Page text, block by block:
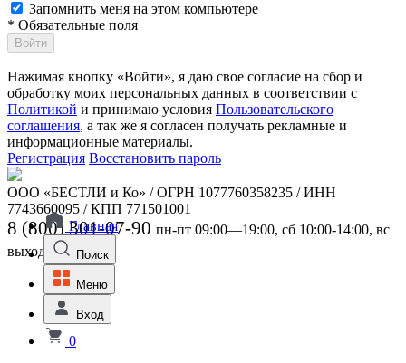
Запомнить меня на этом компьютере
* Обязательные поля
Войти
Нажимая кнопку «Войти», я даю свое согласие на сбор и
обработку моих персональных данных в соответствии с
Политикой и принимаю условия Пользовательского
соглашения, а так же я согласен получать рекламные и
информационные материалы.
Регистрация Восстановить пароль
ООО «БЕСТЛИ и Ко» / ОГРН 1077760358235 / ИНН
7743660095 / КПП 771501001
8 (800) 301-07-90 пн-пт 09:00—19:00, сб 10:00-14:00, вс
выходной
Главная
Поиск
Меню
Вход
0